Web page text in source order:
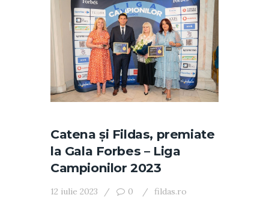
Catena şi Fildas, premiate
la Gala Forbes – Liga
Campionilor 2023
12 iulie 2023 0 fildas.ro